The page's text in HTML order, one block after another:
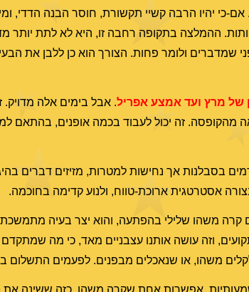
אם-כי יהיו הרבה קשיי תקשורת, חוסר הבנה הדדי,
ההמלצה בתקופה רחבה זו, היא לא לתת
שמדברים ולומר פחות. הצורך הוא כן ללבן את
של מרץ ועד אמצע אפריל. אבל בימים אלה מדויק.
מהקופסה. זה יכול לעבוד בכמה אופנים, בהתאם
בסבלנות אך נחישות למטרות, מזיזים דברים
אסטרטגית ארוכת-טווח, ולנוע קדימה בחוכמה.
קרה משהו שלילי בהפתעה, והוא יצר בעיה
וזה עושה אותנו עצבניים מאד, כי מה שמתקדם
משהו, או שנאכלים מבפנים. לפעמים התשלום
אפשרות אחת שקרה משהו, כזה ששינה